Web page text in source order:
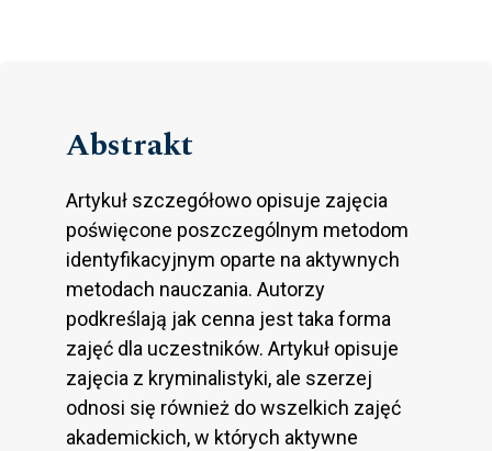
Abstrakt
Artykuł szczegółowo opisuje zajęcia
poświęcone poszczególnym metodom
identyfikacyjnym oparte na aktywnych
metodach nauczania. Autorzy
podkreślają jak cenna jest taka forma
zajęć dla uczestników. Artykuł opisuje
zajęcia z kryminalistyki, ale szerzej
odnosi się również do wszelkich zajęć
akademickich, w których aktywne